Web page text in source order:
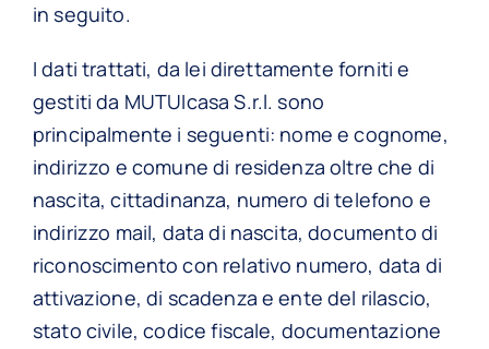
in seguito.
I dati trattati, da lei direttamente forniti e
gestiti da MUTUIcasa S.r.l. sono
principalmente i seguenti: nome e cognome,
indirizzo e comune di residenza oltre che di
nascita, cittadinanza, numero di telefono e
indirizzo mail, data di nascita, documento di
riconoscimento con relativo numero, data di
attivazione, di scadenza e ente del rilascio,
stato civile, codice fiscale, documentazione